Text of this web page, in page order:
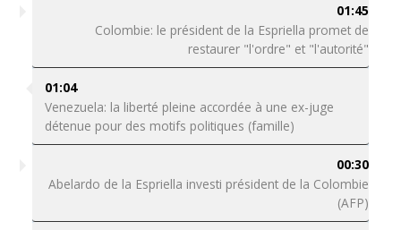
01:45
Colombie: le président de la Espriella promet de
restaurer "l'ordre" et "l'autorité"
01:04
Venezuela: la liberté pleine accordée à une ex-juge
détenue pour des motifs politiques (famille)
00:30
Abelardo de la Espriella investi président de la Colombie
(AFP)